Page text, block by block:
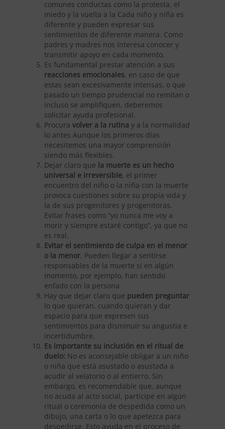
comunes conductas como la protesta, el
miedo y la vuelta a la Cada niño y niña es
diferente y pueden expresar sus
sentimientos de diferente manera. Como
padres y madres nos interesa conocer y
transmitir apoyo en cada momento.
Es fundamental prestar atención a sus
reacciones emocionales, en caso de que
estas sean excesivamente intensas, o que
pasado un tiempo prudencial no remitan o
incluso se amplifiquen, deberemos
solicitar ayuda profesional.
Procura volver a la rutina y a la normalidad
lo antes Aunque los primeros días
necesitemos una mayor comprensión
siendo más flexibles.
Dejar claro que la muerte es un hecho
universal e irreversible, el primer
encuentro del niño o la niña con la muerte
provoca cuestiones sobre su propia vida y
la de sus progenitores y progenitoras.
Evitar frases como “yo nunca me voy a
morir y siempre estaré contigo”, ya que no
es real.
Evitar el sentimiento de culpa en el menor
o la menor. Pueden llegar a sentirse
responsables de la muerte si en algún
momento, por ejemplo, han sentido
enfado con la persona
Hay que dejar claro que pueden preguntar
lo que quieran, cuando quieran y dar
espacio para que expresen sus
sentimientos para disminuir su angustia e
incertidumbre.
Es importante su inclusión en el ritual de
duelo: No es aconsejable obligar a un niño
o niña que está asustado o asustada a
acudir al velatorio o al entierro. Sin
embargo, es recomendable que, aunque
no acuda al acto social, participe en algún
ritual o ceremonia de despedida como un
dibujo, una carta o lo que apetezca para
despedirse. Esto ayuda en el proceso de